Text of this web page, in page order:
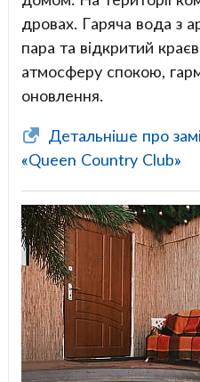
дровах. Гаряча вода з
пара та відкритий
атмосферу спокою,
оновлення.
Детальніше про
«Queen Country Club»